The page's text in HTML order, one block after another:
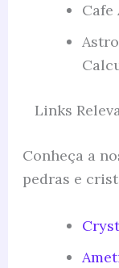
Cafe
Links
Conheça a
pedras e